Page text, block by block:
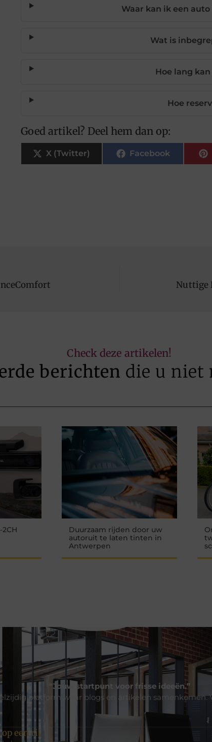
Waar kan ik een
Wat is
Hoe lang
Hoe
Goed artikel? Deel hem dan op:
X (Twitter) Facebook
Nuttige
Check deze artikelen!
berichten die u niet
Duurzaam rijden door uw
autoruit te laten tinten in
Antwerpen
“Jouw startpunt voor frisse ideeën.”
platform waar blogs en artikelen samenkomen.
een rij